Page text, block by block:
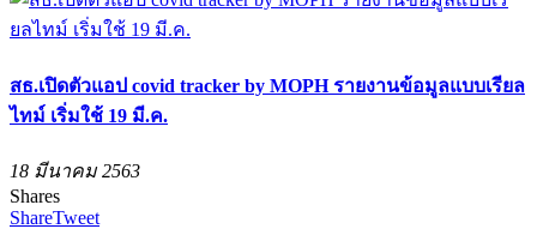
สธ.เปิดตัวแอป covid tracker by MOPH รายงานข้อมูลแบบเรียล
ไทม์ เริ่มใช้ 19 มี.ค.
18 มีนาคม 2563
Shares
ShareTweet